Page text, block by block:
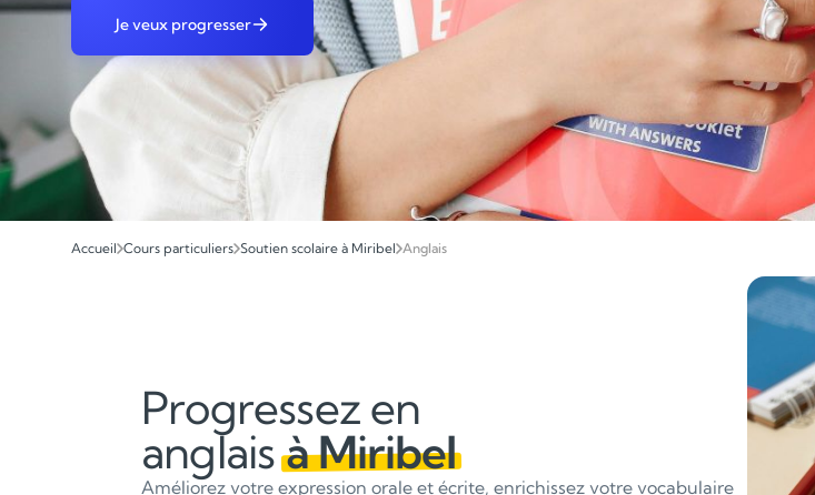
Je veux progresser
Accueil Cours particuliers Soutien scolaire à Miribel Anglais
Progressez en
anglaisà Miribel
Améliorez votre expression orale et écrite, enrichissez votre vocabulaire